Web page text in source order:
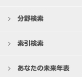
分野検索
索引検索
あなたの未来年表